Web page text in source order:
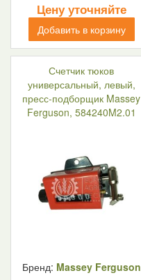
Цену уточняйте
Добавить в корзину
Счетчик тюков
универсальный, левый,
пресс-подборщик Massey
Ferguson, 584240M2.01
Бренд: Massey Ferguson